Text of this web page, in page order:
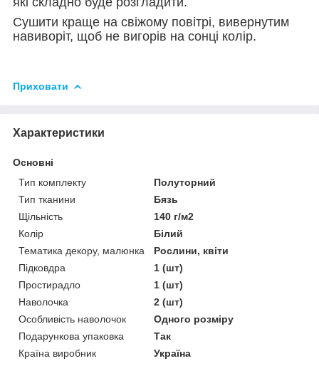
Сушити краще на свіжому повітрі, вивернутим
навиворіт, щоб не вигорів на сонці колір.
Приховати
Характеристики
Основні
Тип комплекту
Полуторний
Тип тканини
Бязь
Щільність
140 г/м2
Колір
Білий
Тематика декору, малюнка
Рослини, квіти
Підковдра
1 (шт)
Простирадло
1 (шт)
Наволочка
2 (шт)
Особливість наволочок
Одного розміру
Подарункова упаковка
Так
Країна виробник
Україна